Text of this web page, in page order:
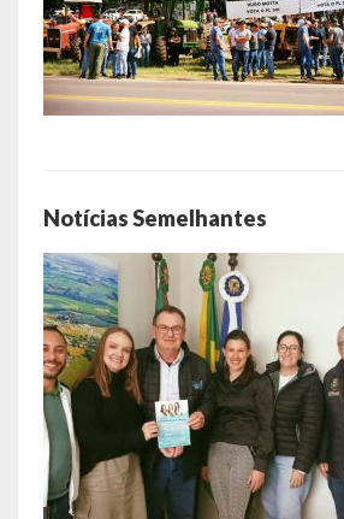
Administração
Assistência Social
Escola Municipal De Ensino Fundamental
Escola Municipal De Ensino Fundamental
Escola Municipal De Ensino Fundamental
Agricultura
Fazenda
Notícias Semelhantes